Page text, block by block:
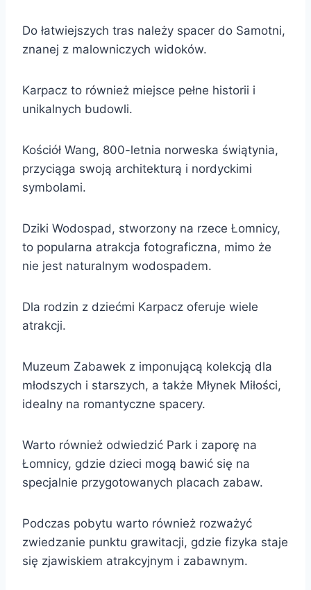
Do łatwiejszych tras należy spacer do Samotni,
znanej z malowniczych widoków.
Karpacz to również miejsce pełne historii i
unikalnych budowli.
Kościół Wang, 800-letnia norweska świątynia,
przyciąga swoją architekturą i nordyckimi
symbolami.
Dziki Wodospad, stworzony na rzece Łomnicy,
to popularna atrakcja fotograficzna, mimo że
nie jest naturalnym wodospadem.
Dla rodzin z dziećmi Karpacz oferuje wiele
atrakcji.
Muzeum Zabawek z imponującą kolekcją dla
młodszych i starszych, a także Młynek Miłości,
idealny na romantyczne spacery.
Warto również odwiedzić Park i zaporę na
Łomnicy, gdzie dzieci mogą bawić się na
specjalnie przygotowanych placach zabaw.
Podczas pobytu warto również rozważyć
zwiedzanie punktu grawitacji, gdzie fizyka staje
się zjawiskiem atrakcyjnym i zabawnym.